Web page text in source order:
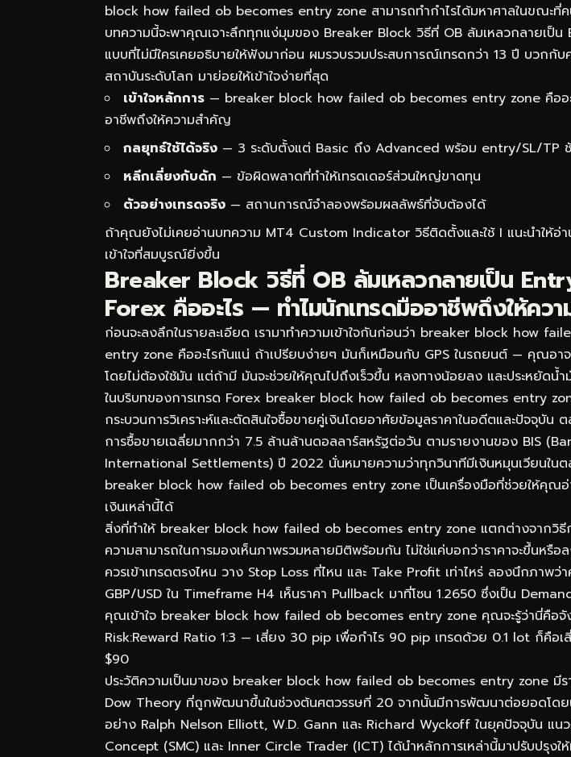
block how failed ob becomes entry zone สามารถทำกำไรได้มหาศาลในขณะที่
บทความนี้จะพาคุณเจาะลึกทุกแง่มุมของ Breaker Block วิธีที่ OB ล้มเหลวกลายเป็
แบบที่ไม่มีใครเคยอธิบายให้ฟังมาก่อน ผมรวบรวมประสบการณ์เทรดกว่า 13 ปี บวกกับ
สถาบันระดับโลก มาย่อยให้เข้าใจง่ายที่สุด
เข้าใจหลักการ — breaker block how failed ob becomes entry zone คืออะ
อาชีพถึงให้ความสำคัญ
กลยุทธ์ใช้ได้จริง — 3 ระดับตั้งแต่ Basic ถึง Advanced พร้อม entry/SL/TP ชั
หลีกเลี่ยงกับดัก — ข้อผิดพลาดที่ทำให้เทรดเดอร์ส่วนใหญ่ขาดทุน
ตัวอย่างเทรดจริง — สถานการณ์จำลองพร้อมผลลัพธ์ที่จับต้องได้
ถ้าคุณยังไม่เคยอ่านบทความ MT4 Custom Indicator วิธีติดตั้งและใช้ I แนะนำให้อ่
เข้าใจที่สมบูรณ์ยิ่งขึ้น
Breaker Block วิธีที่ OB ล้มเหลวกลายเป็น
Forex คืออะไร — ทำไมนักเทรดมืออาชีพถึงให้คว
ก่อนจะลงลึกในรายละเอียด เรามาทำความเข้าใจกันก่อนว่า breaker block how
entry zone คืออะไรกันแน่ ถ้าเปรียบง่ายๆ มันก็เหมือนกับ GPS ในรถยนต์ — คุณอา
โดยไม่ต้องใช้มัน แต่ถ้ามี มันจะช่วยให้คุณไปถึงเร็วขึ้น หลงทางน้อยลง และประหยัดน้
ในบริบทของการเทรด Forex breaker block how failed ob becomes entry
กระบวนการวิเคราะห์และตัดสินใจซื้อขายคู่เงินโดยอาศัยข้อมูลราคาในอดีตและปัจจุบั
การซื้อขายเฉลี่ยมากกว่า 7.5 ล้านล้านดอลลาร์สหรัฐต่อวัน ตามรายงานของ BIS
International Settlements) ปี 2022 นั่นหมายความว่าทุกวินาทีมีเงินหมุนเวียนในต
breaker block how failed ob becomes entry zone เป็นเครื่องมือที่ช่วยให้คุณอ่
เงินเหล่านี้ได้
สิ่งที่ทำให้ breaker block how failed ob becomes entry zone แตกต่างจากวิธีก
ความสามารถในการมองเห็นภาพรวมหลายมิติพร้อมกัน ไม่ใช่แค่บอกว่าราคาจะขึ้นหรือ
ควรเข้าเทรดตรงไหน วาง Stop Loss ที่ไหน และ Take Profit เท่าไหร่ ลองนึกภาพ
GBP/USD ใน Timeframe H4 เห็นราคา Pullback มาที่โซน 1.2650 ซึ่งเป็น
คุณเข้าใจ breaker block how failed ob becomes entry zone คุณจะรู้ว่านี่คือจั
Risk:Reward Ratio 1:3 — เสี่ยง 30 pip เพื่อกำไร 90 pip เทรดด้วย 0.1 lot ก็คือเ
$90
ประวัติความเป็นมาของ breaker block how failed ob becomes entry zone มี
Dow Theory ที่ถูกพัฒนาขึ้นในช่วงต้นศตวรรษที่ 20 จากนั้นมีการพัฒนาต่อยอดโดยนั
อย่าง Ralph Nelson Elliott, W.D. Gann และ Richard Wyckoff ในยุคปัจจุบัน แ
Concept (SMC) และ Inner Circle Trader (ICT) ได้นำหลักการเหล่านี้มาปรับปรุงใ